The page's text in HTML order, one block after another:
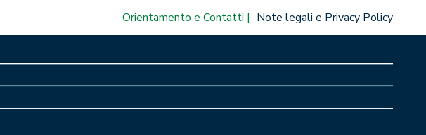
Orientamento e Contatti Note legali e Privacy Policy